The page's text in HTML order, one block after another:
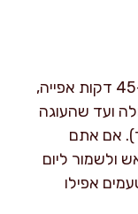
המתכון דורש כ-25 דקות הכנה ועוד כ-45 דקות אפייה,
ועד שהעוגה
אם אתם
ולשמור ליום
אפילו